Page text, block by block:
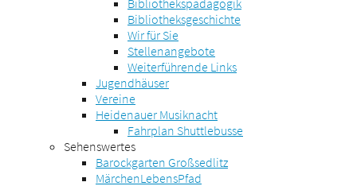
Bibliothekspädagogik
Bibliotheksgeschichte
Wir für Sie
Stellenangebote
Weiterführende Links
Jugendhäuser
Vereine
Heidenauer Musiknacht
Fahrplan Shuttlebusse
Sehenswertes
Barockgarten Großsedlitz
MärchenLebensPfad